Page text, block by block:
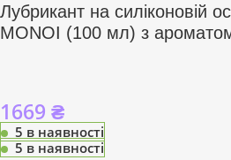
Лубрикант на силіконовій
MONOI (100 мл) з ароматом
1669 ₴
5 в наявності
5 в наявності